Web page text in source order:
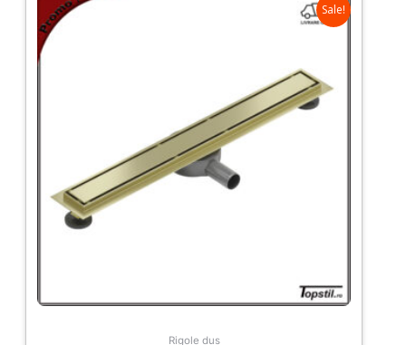
Sale!
Rigole dus